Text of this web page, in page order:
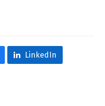
LinkedIn